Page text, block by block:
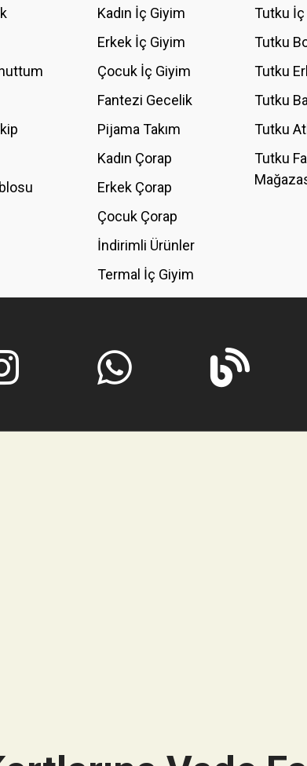
Kadın İç Giyim
Erkek İç Giyim
Çocuk İç Giyim
Fantezi Gecelik
Pijama Takım
Kadın Çorap
Erkek Çorap
Çocuk Çorap
İndirimli Ürünler
Termal İç Giyim
Tutku İç
Tutku
Tutku
Tutku
Tutku
Tutku